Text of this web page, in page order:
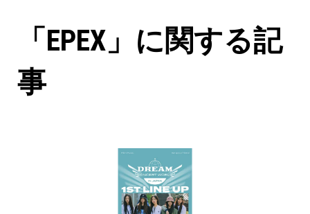
「EPEX」に関する記
事